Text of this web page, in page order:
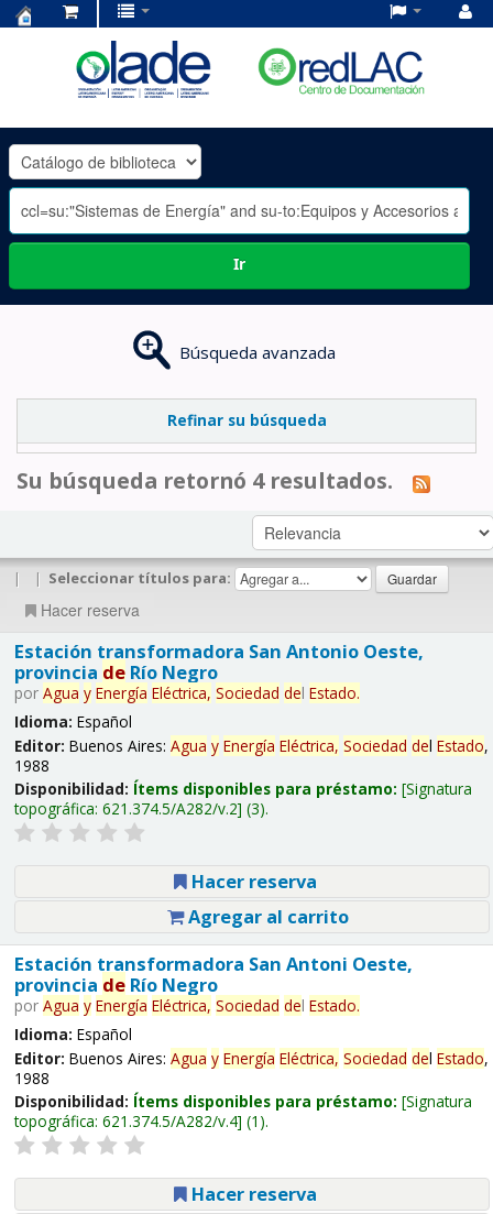
OLADE
-
Ir
Búsqueda avanzada
Refinar su búsqueda
Su búsqueda retornó 4 resultados.
| | Seleccionar títulos para:
Hacer reserva
Estación transformadora San Antonio Oeste,
provincia deRío Negro
por Agua y Energía Eléctrica, Sociedad del Estado.
Idioma: Español
Editor: Buenos Aires: Agua y Energía Eléctrica, Sociedad del Estado,
1988
Disponibilidad: Ítems disponibles para préstamo: Signatura
topográfica: 621.374.5/A282/v.2 (3).
Hacer reserva
Agregar al carrito
Estación transformadora San Antoni Oeste,
provincia deRío Negro
por Agua y Energía Eléctrica, Sociedad del Estado.
Idioma: Español
Editor: Buenos Aires: Agua y Energía Eléctrica, Sociedad del Estado,
1988
Disponibilidad: Ítems disponibles para préstamo: Signatura
topográfica: 621.374.5/A282/v.4 (1).
Hacer reserva